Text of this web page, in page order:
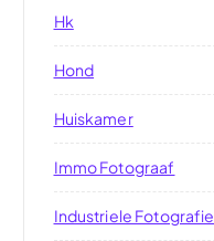
Hk
Hond
Huiskamer
Immo Fotograaf
Industriele Fotografie